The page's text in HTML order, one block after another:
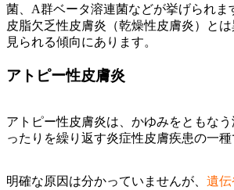
菌、A群ベータ溶連菌などが挙げられま
皮脂欠乏性皮膚炎（乾燥性皮膚炎）とは
見られる傾向にあります。
アトピー性皮膚炎
アトピー性皮膚炎は、かゆみをともな
ったりを繰り返す炎症性皮膚疾患の一種
明確な原因は分かっていませんが、 遺